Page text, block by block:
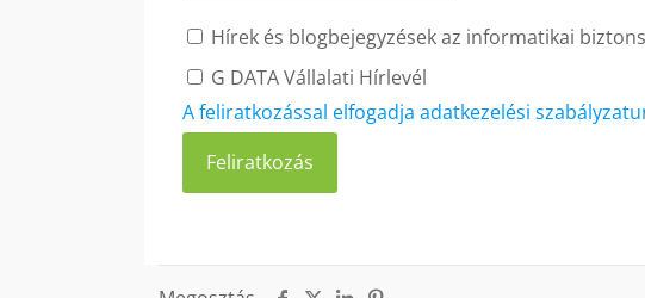
Hírek és blogbejegyzések az informatikai
G DATA Vállalati Hírlevél
A feliratkozással elfogadja adatkezelési